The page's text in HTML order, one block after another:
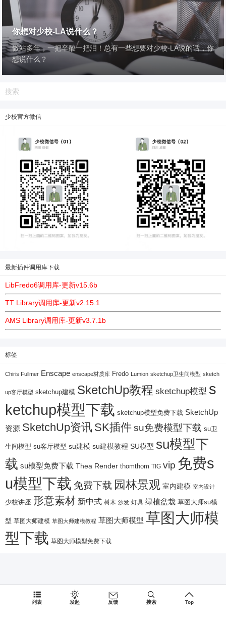
你想对少校-LA说什么？
做站多年，一把辛酸一把泪！总有一些想要对少校-LA说的话，你
想说什么？
少校官方微信
最新插件调用库下载
LibFredo6调用库-更新v15.6b
TT Library调用库-更新v2.15.1
AMS Library调用库-更新v3.7.1b
标签
Chiris Fullmer Enscape enscape材质库 Fredo Lumion sketchup卫生间模型 sketch
up客厅模型 sketchup建模 SketchUp教程 sketchup模型 s
ketchup模型下载 sketchup模型免费下载 SketchUp
资源 SketchUp资讯 SK插件su免费模型下载 su卫
生间模型 su客厅模型 su建模 su建模教程 SU模型 su模型下
载 su模型免费下载 Thea Render thomthom TIG vip 免费s
u模型下载 免费下载 园林景观 室内建模 室内设计
少校讲座 形意素材 新中式 树木 沙发 灯具 绿植盆栽 草图大师su模
型 草图大师建模 草图大师建模教程 草图大师模型 草图大师模
型下载 草图大师模型免费下载
列表 发起 反馈 搜索 Top
您没有权限发布内容，请购买会员或者提升权
限。
6位以上
6位以上
忘记密码？ 找回 已有帐号？ 登录